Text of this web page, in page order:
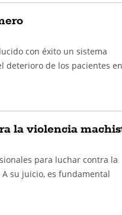
con éxito un sistema
deterioro de los pacientes en
la violencia
para luchar contra la
su juicio, es fundamental